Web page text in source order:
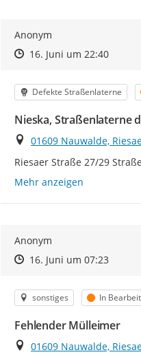
Anonym
Zeitpunkt des Erstellens
Zeitpunkt des Erstellens
16. Juni um 22:40Zur
Kategorie
Defekte Straßenlaterne
Nieska, Straßenlaterne
Ort
01609 Nauwalde,
Riesaer Straße 27/29
Mehr anzeigen
Anonym
Zeitpunkt des Erstellens
Zeitpunkt des Erstellens
16. Juni um 07:23Zur
Kategorie
sonstiges Status
In
Fehlender Mülleimer
Ort
01609 Nauwalde,